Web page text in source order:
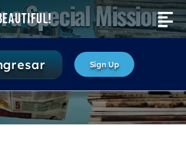
Activities
Sign Up
a Special Mission
of Creation